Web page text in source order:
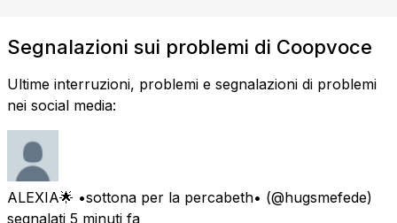
Segnalazioni sui problemi di Coopvoce
Ultime interruzioni, problemi e segnalazioni di problemi
nei social media:
ALEXIA🌟 •sottona per la percabeth• (@hugsmefede)
segnalati 5 minuti fa